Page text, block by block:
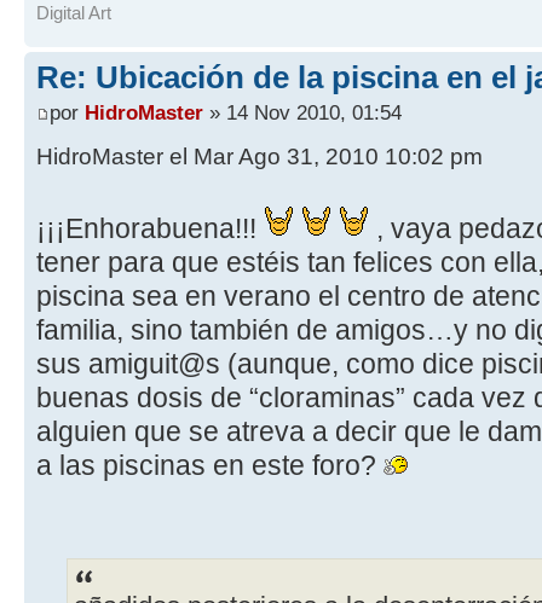
Digital Art
Re: Ubicación de la piscina en el
por HidroMaster » 14 Nov 2010, 01:54
HidroMaster el Mar Ago 31, 2010 10:02 pm
¡¡¡Enhorabuena!!!
, vaya
tener para que estéis tan felices con
piscina sea en verano el centro de
familia, sino también de amigos…y no
sus amiguit@s (aunque, como dice
buenas dosis de “cloraminas” cada
alguien que se atreva a decir que le
a las piscinas en este foro?